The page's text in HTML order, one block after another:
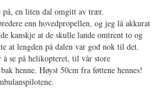
på, en liten dal omgitt av trær.
enn hovedpropellen, og jeg lå akkurat
kanskje at de skulle lande omtrent to og
at lengden på dalen var god nok til det.
se på helikopteret, til vår store
henne. Høyst 50cm fra føttene hennes!